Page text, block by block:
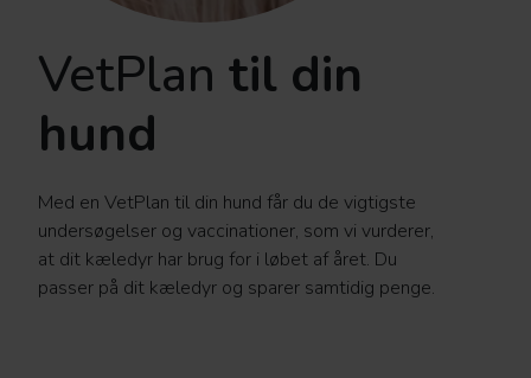
VetPlan til din
hund
Med en VetPlan til din hund får du de vigtigste
undersøgelser og vaccinationer, som vi vurderer,
at dit kæledyr har brug for i løbet af året. Du
passer på dit kæledyr og sparer samtidig penge.